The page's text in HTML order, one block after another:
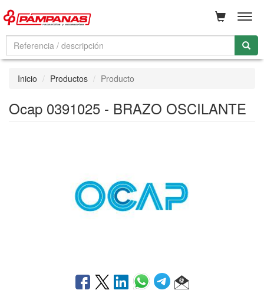
Inicio Productos Producto
Ocap 0391025 - BRAZO OSCILANTE